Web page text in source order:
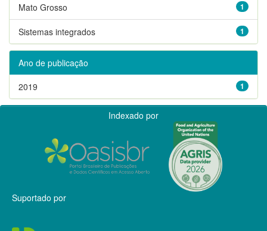
1
Mato Grosso
1
Sistemas integrados
Ano de publicação
1
2019
Indexado por
Suportado por